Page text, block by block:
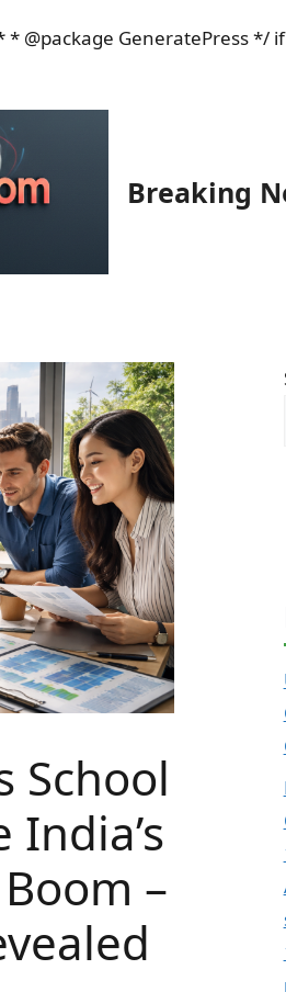
GeneratePress */ if
Breaking
School
–